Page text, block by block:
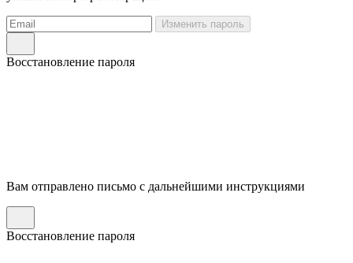
Изменить пароль
Восстановление пароля
Вам отправлено письмо с дальнейшими инструкциями
Восстановление пароля